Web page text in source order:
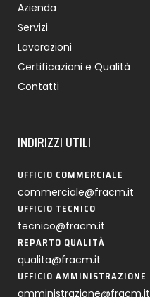
Azienda
Servizi
Lavorazioni
Certificazioni e Qualità
Contatti
INDIRIZZI UTILI
UFFICIO COMMERCIALE
commerciale@fracm.it
UFFICIO TECNICO
tecnico@fracm.it
REPARTO QUALITÀ
qualita@fracm.it
UFFICIO AMMINISTRAZIONE
amministrazione@fracm.it